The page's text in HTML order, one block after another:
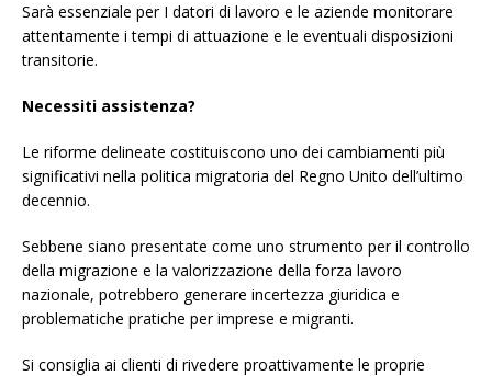
Sarà essenziale per I datori di lavoro e le aziende monitorare
attentamente i tempi di attuazione e le eventuali disposizioni
transitorie.
Necessiti assistenza?
Le riforme delineate costituiscono uno dei cambiamenti più
significativi nella politica migratoria del Regno Unito dell’ultimo
decennio.
Sebbene siano presentate come uno strumento per il controllo
della migrazione e la valorizzazione della forza lavoro
nazionale, potrebbero generare incertezza giuridica e
problematiche pratiche per imprese e migranti.
Si consiglia ai clienti di rivedere proattivamente le proprie